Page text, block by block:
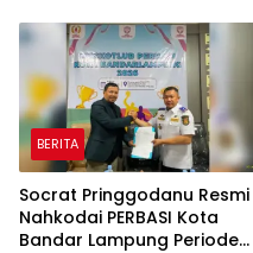
Penyaluran KUR
BERITA
Socrat Pringgodanu Resmi
Nahkodai PERBASI Kota
Bandar Lampung Periode